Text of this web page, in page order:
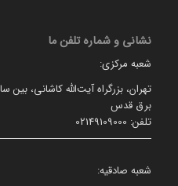
نشانی و شماره تلفن ما
شعبه مرکزی:
تهران، بزرگراه آیت‌الله کاشانی، بین
برق قدس
تلفن: 02149109000
شعبه صادقیه: